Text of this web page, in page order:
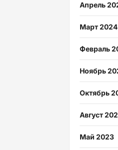
Апрель
Март 2024
Февраль
Ноябрь
Октябрь
Август
Май 2023